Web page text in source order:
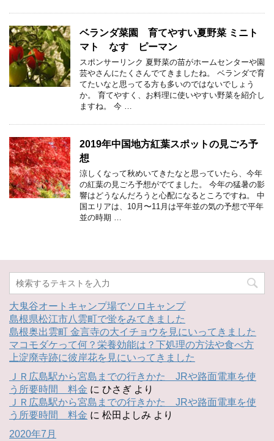
ベランダ菜園 育てやすい夏野菜 ミニト
マト なす ピーマン
スポンサーリンク 夏野菜の苗がホームセンターや園
芸やさんにたくさんでてきましたね。 ベランダで育
てたいなと思ってる方も多いのではないでしょう
か。 育てやすく、お料理に使いやすい野菜を紹介し
ますね。 今 …
2019年中国地方紅葉スポットの見ごろ予
想
涼しくなって秋めいてきたなと思っていたら、今年
の紅葉の見ごろ予想がでてました。 今年の猛暑の影
響はどうなんだろうと心配になるところですね。 中
国エリアは、10月〜11月は平年並の気の予想で平年
並の時期 …
大鬼谷オートキャンプ場でソロキャンプ
島根県松江市八雲町で蛍をみてきました
島根奥出雲町 金言寺の大イチョウを見にいってきました
マコモダケって何？栄養効能は？下処理の方法や食べ方
上淀廃寺跡に彼岸花を見にいってきました
ＪＲ広島駅から宮島までの行きかた JRや路面電車を使
う所要時間 料金 に ひさぎ より
ＪＲ広島駅から宮島までの行きかた JRや路面電車を使
う所要時間 料金 に 松田よしみ より
2020年7月